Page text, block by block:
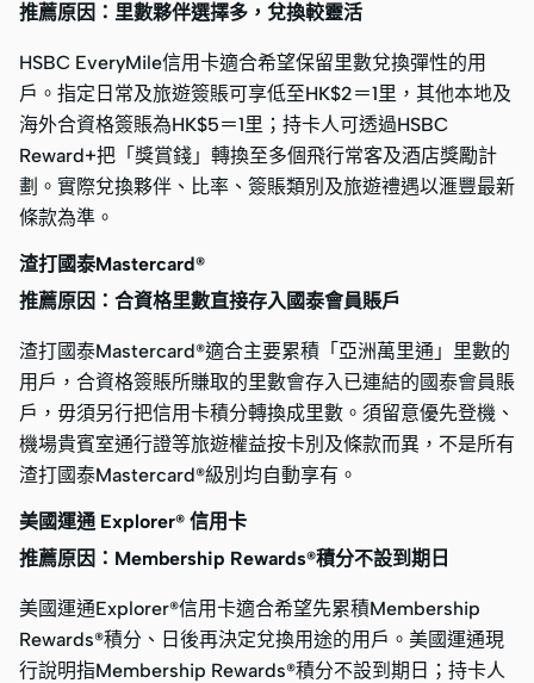
推薦原因：里數夥伴選擇多，兌換較靈活
HSBC EveryMile信用卡適合希望保留里數兌換彈性的用
戶。指定日常及旅遊簽賬可享低至HK$2＝1里，其他本地及
海外合資格簽賬為HK$5＝1里；持卡人可透過HSBC
Reward+把「獎賞錢」轉換至多個飛行常客及酒店獎勵計
劃。實際兌換夥伴、比率、簽賬類別及旅遊禮遇以滙豐最新
條款為準。
渣打國泰Mastercard®
推薦原因：合資格里數直接存入國泰會員賬戶
渣打國泰Mastercard®適合主要累積「亞洲萬里通」里數的
用戶，合資格簽賬所賺取的里數會存入已連結的國泰會員賬
戶，毋須另行把信用卡積分轉換成里數。須留意優先登機、
機場貴賓室通行證等旅遊權益按卡別及條款而異，不是所有
渣打國泰Mastercard®級別均自動享有。
美國運通 Explorer® 信用卡
推薦原因：Membership Rewards®積分不設到期日
美國運通Explorer®信用卡適合希望先累積Membership
Rewards®積分、日後再決定兌換用途的用戶。美國運通現
行說明指Membership Rewards®積分不設到期日；持卡人